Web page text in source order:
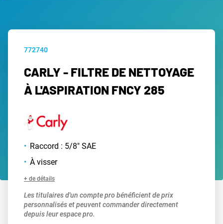
772740
CARLY - FILTRE DE NETTOYAGE
À L'ASPIRATION FNCY 285
Raccord : 5/8" SAE
À visser
+ de détails
Les titulaires d'un compte pro bénéficient de prix
personnalisés et peuvent commander directement
depuis leur espace pro.